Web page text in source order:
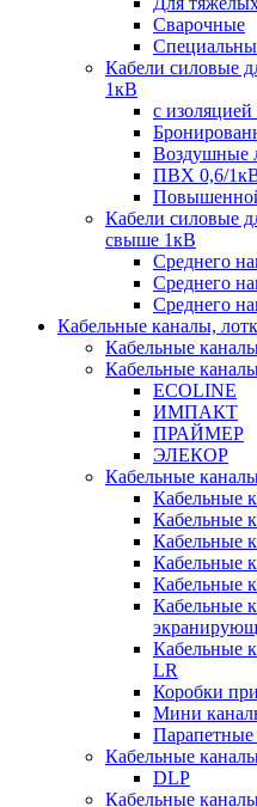
Сварочные
Кабели силовые
1кВ
c
Воздушные
ПВХ 0,6/
Кабели силовые
свыше 1кВ
Среднего
Среднего
Среднего
Кабельные каналы,
Кабельные
Кабельные
ECOLINE
ИМПАКТ
ПРАЙМЕР
ЭЛЕКОР
Кабельные
Кабельные
Кабельные
Кабельные
Кабельные
Кабельные
Кабельные
Кабельные
LR
Коробки
Мини
Парапетные
Кабельные
DLP
Кабельные